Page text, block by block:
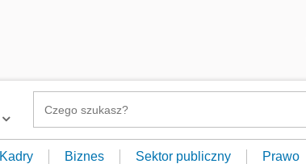
Kadry Biznes Sektor publiczny Prawo